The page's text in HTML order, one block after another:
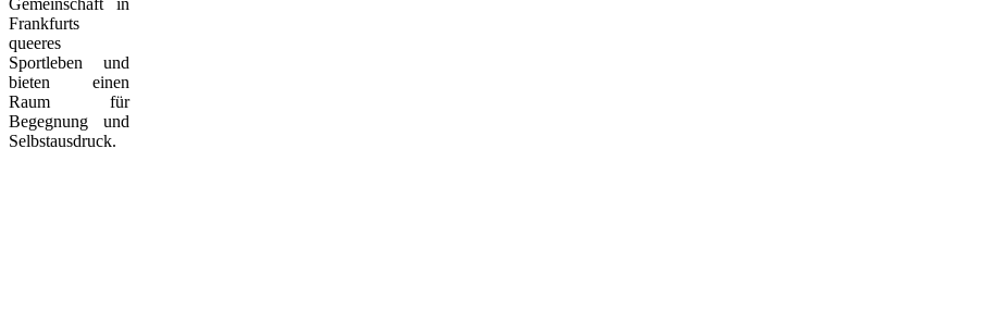
Gemeinschaft in
Frankfurts
queeres
Sportleben und
bieten einen
Raum für
Begegnung und
Selbstausdruck.